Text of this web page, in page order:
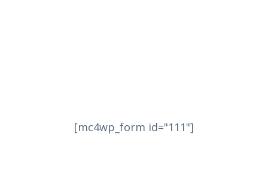
[mc4wp_form id="111"]